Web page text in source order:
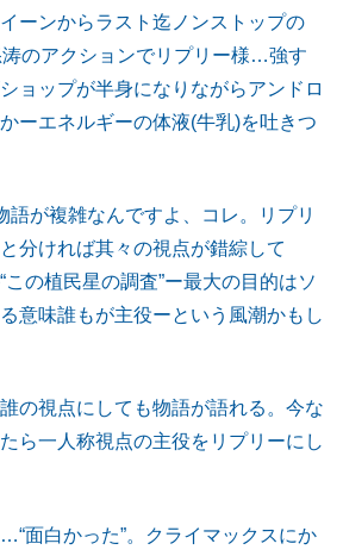
ーンからラスト迄ノンストップの
のアクションでリプリー様…強す
ョップが半身になりながらアンドロ
ーエネルギーの体液(牛乳)を吐きつ
語が複雑なんですよ、コレ。リプリ
分ければ其々の視点が錯綜して
の植民星の調査”ー最大の目的はソ
意味誰もが主役ーという風潮かもし
の視点にしても物語が語れる。今な
ら一人称視点の主役をリプリーにし
面白かった”。クライマックスにか